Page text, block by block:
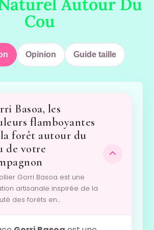
Autour Du
Cou
Opinion Guide taille
Basoa, les
flamboyantes
forêt autour du
de votre
Gorri Basoa est une
artisanale inspirée de la
des forêts en…